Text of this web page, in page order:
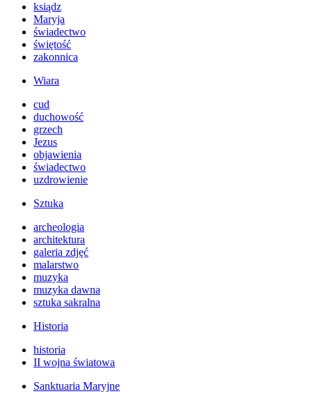
ksiądz
Maryja
świadectwo
świętość
zakonnica
Wiara
cud
duchowość
grzech
Jezus
objawienia
świadectwo
uzdrowienie
Sztuka
archeologia
architektura
galeria zdjęć
malarstwo
muzyka
muzyka dawna
sztuka sakralna
Historia
historia
II wojna światowa
Sanktuaria Maryjne